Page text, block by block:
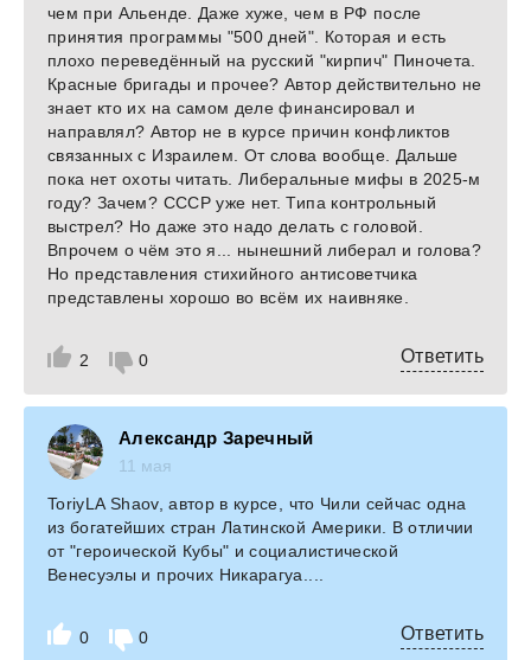
2 0
чем при Альенде. Даже хуже, чем в РФ после
принятия программы "500 дней". Которая и есть
плохо переведённый на русский "кирпич" Пиночета.
Красные бригады и прочее? Автор действительно не
знает кто их на самом деле финансировал и
направлял? Автор не в курсе причин конфликтов
связанных с Израилем. От слова вообще. Дальше
пока нет охоты читать. Либеральные мифы в 2025-м
году? Зачем? СССР уже нет. Типа контрольный
выстрел? Но даже это надо делать с головой.
Впрочем о чём это я... нынешний либерал и голова?
Но представления стихийного антисоветчика
представлены хорошо во всём их наивняке.
Ответить
Александр Заречный
11 мая
0 0
ToriyLA Shaov, автор в курсе, что Чили сейчас одна
из богатейших стран Латинской Америки. В отличии
от "героической Кубы" и социалистической
Венесуэлы и прочих Никарагуа....
Ответить